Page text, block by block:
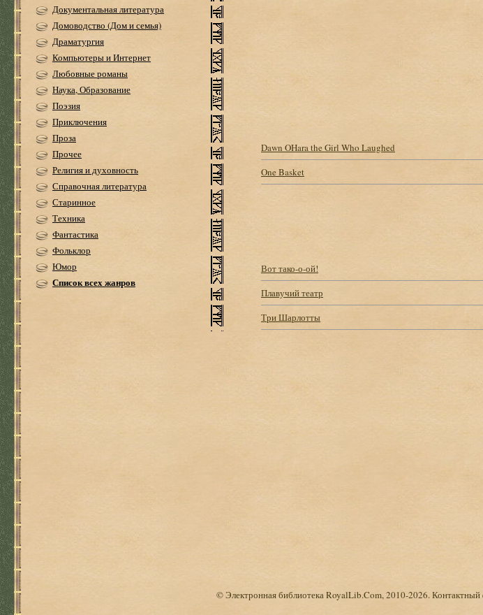
Документальная литература
Домоводство (Дом и семья)
Драматургия
Компьютеры и Интернет
Любовные романы
Наука, Образование
Поэзия
Приключения
Проза
Прочее
Религия и духовность
Справочная литература
Старинное
Техника
Фантастика
Фольклор
Юмор
Список всех жанров
Dawn OHara the Girl Who Laughed
One Basket
Вот тако-о-ой!
Плавучий театр
Три Шарлотты
© Электронная библиотека RoyalLib.Com, 2010-2026. Контактный